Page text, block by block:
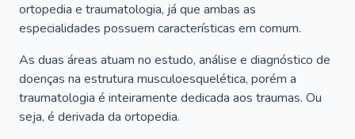
ortopedia e traumatologia, já que ambas as
especialidades possuem características em comum.
As duas áreas atuam no estudo, análise e diagnóstico de
doenças na estrutura musculoesquelética, porém a
traumatologia é inteiramente dedicada aos traumas. Ou
seja, é derivada da ortopedia.